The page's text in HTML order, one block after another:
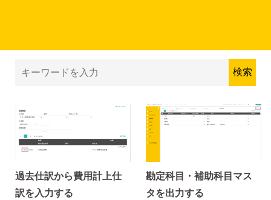
過去仕訳から費用計上仕
訳を入力する
勘定科目・補助科目マス
タを出力する